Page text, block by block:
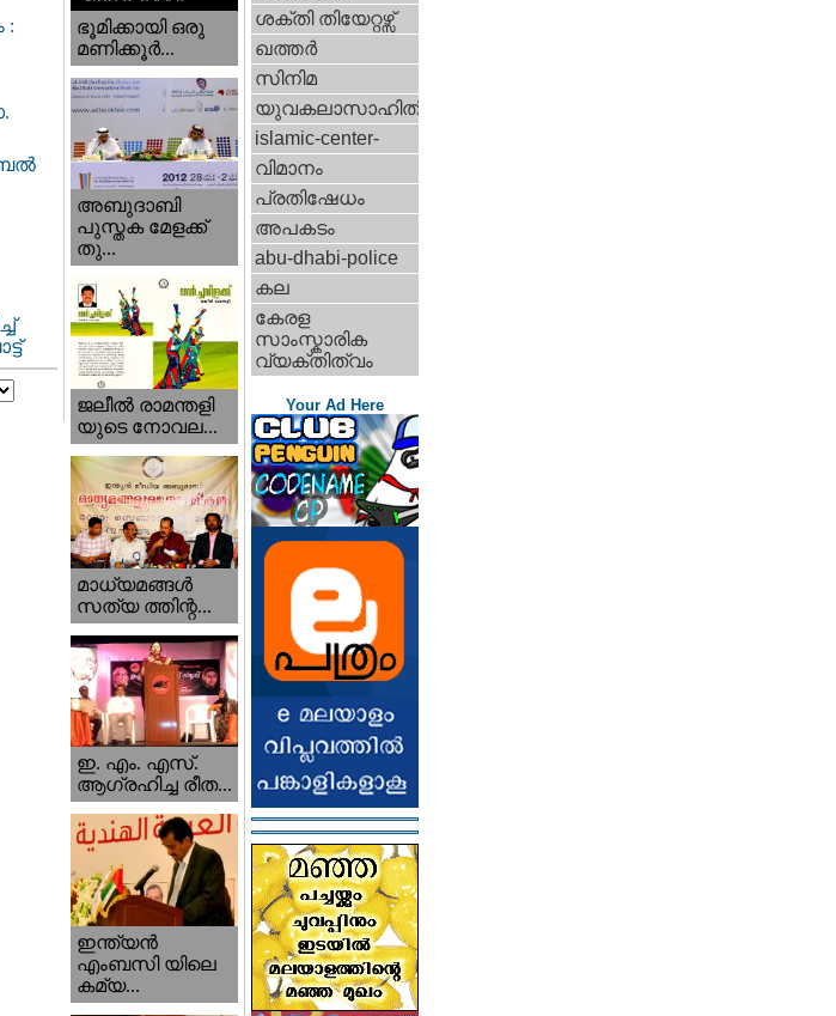
:
ഭൂമിക്കായി ഒരു
മണിക്കൂര്‍...
അബുദാബി
പുസ്തക മേളക്ക്
തു...
ജലീല്‍ രാമന്തളി
യുടെ നോവല...
മാധ്യമങ്ങള്‍
സത്യ ത്തിന്റ...
ഇ. എം. എസ്.
ആഗ്രഹിച്ച രീത...
ഇന്ത്യന്‍
എംബസി യിലെ
കമ്യ...
ശക്തി തിയേറ്റഴ്സ്
ഖത്തര്‍
സിനിമ
യുവകലാസാഹിതി
islamic-center-
വിമാനം
പ്രതിഷേധം
അപകടം
abu-dhabi-police
കല
കേരള
സാംസ്കാരിക
വ്യക്തിത്വം
Your Ad Here